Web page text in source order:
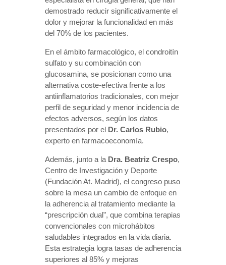
demostrado reducir significativamente el
dolor y mejorar la funcionalidad en más
del 70% de los pacientes.
En el ámbito farmacológico, el condroitín
sulfato y su combinación con
glucosamina, se posicionan como una
alternativa coste-efectiva frente a los
antiinflamatorios tradicionales, con mejor
perfil de seguridad y menor incidencia de
efectos adversos, según los datos
presentados por el Dr. Carlos Rubio,
experto en farmacoeconomía.
Además, junto a la Dra. Beatriz Crespo,
Centro de Investigación y Deporte
(Fundación At. Madrid), el congreso puso
sobre la mesa un cambio de enfoque en
la adherencia al tratamiento mediante la
“prescripción dual”, que combina terapias
convencionales con microhábitos
saludables integrados en la vida diaria.
Esta estrategia logra tasas de adherencia
superiores al 85% y mejoras